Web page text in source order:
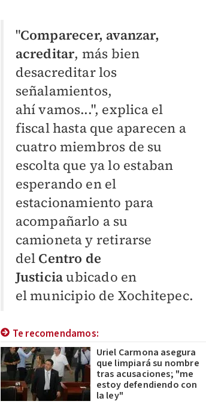
"Comparecer, avanzar,
acreditar, más bien
desacreditar los
señalamientos,
ahí vamos...", explica el
fiscal hasta que aparecen a
cuatro miembros de su
escolta que ya lo estaban
esperando en el
estacionamiento para
acompañarlo a su
camioneta y retirarse
del Centro de
Justiciaubicado en
elmunicipio de Xochitepec.
Te recomendamos:
Uriel Carmona asegura
que limpiará su nombre
tras acusaciones; "me
estoy defendiendo con
la ley"